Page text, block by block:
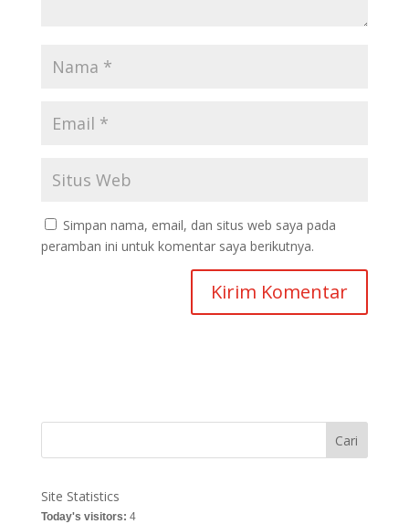
Simpan nama, email, dan situs web saya pada
peramban ini untuk komentar saya berikutnya.
Cari
Site Statistics
Today's visitors: 4